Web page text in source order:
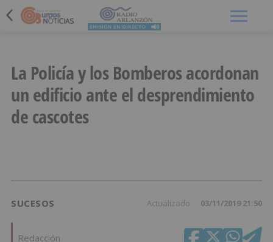
La Policía y los Bomberos acordonan
un edificio ante el desprendimiento
de cascotes
SUCESOS Actualizado 03/11/2019 21:50
Redacción